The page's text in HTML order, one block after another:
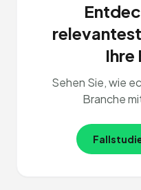
Ihre
Sehen Sie, wie
Branche